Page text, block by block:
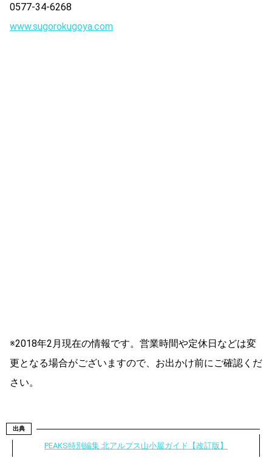
0577-34-6268
www.sugorokugoya.com
※2018年2月現在の情報です。営業時間や定休日などは変
更となる場合がございますので、お出かけ前にご確認くだ
さい。
出典
PEAKS特別編集 北アルプス山小屋ガイド【改訂版】